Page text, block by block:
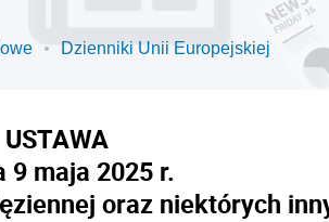
Dzienniki Unii Europejskiej
USTAWA
9 maja 2025 r.
oraz niektórych